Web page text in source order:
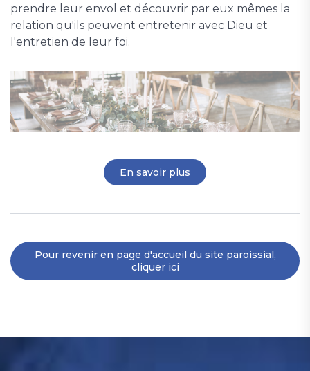
prendre leur envol et découvrir par eux mêmes la
relation qu'ils peuvent entretenir avec Dieu et
l'entretien de leur foi.
En savoir plus
Pour revenir en page d'accueil du site paroissial,
cliquer ici